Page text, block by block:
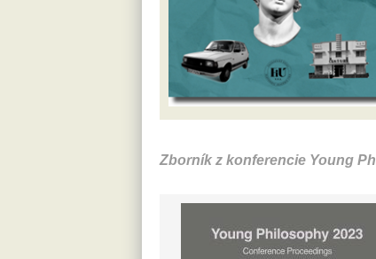
Zborník z konferencie Young